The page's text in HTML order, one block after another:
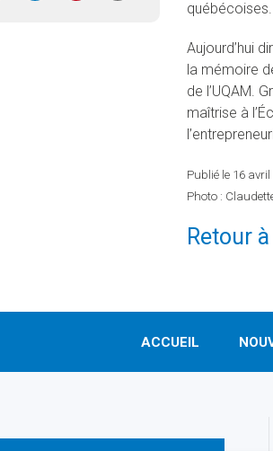
québécoises.
Aujourd’hui
la mémoire
de l’UQAM.
maîtrise à
Publié le 16 avril
Photo :
Retour
ACCUEIL